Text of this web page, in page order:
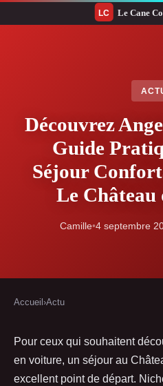
Découvrez
Guide
Séjour
Le Château
Camille•4 septembre
Accueil ›Actu
Pour ceux qui souhaitent
en voiture, un séjour au
excellent point de départ.